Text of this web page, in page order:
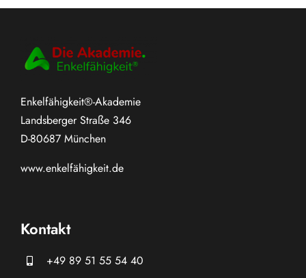
Enkelfähigkeit®-Akademie
Landsberger Straße 346
D-80687 München
www.enkelfähigkeit.de
Kontakt
+49 89 51 55 54 40